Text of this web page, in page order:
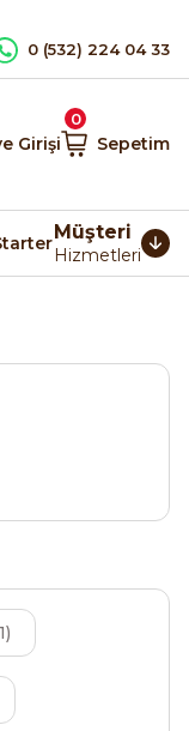
0 (532) 224 04 33
Girişi Sepetim
0
Müşteri
Hizmetleri